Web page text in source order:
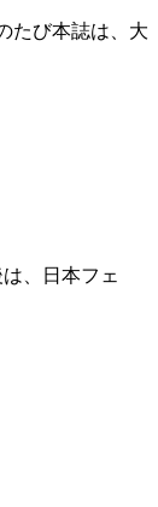
たび本誌は、大
、日本フェ